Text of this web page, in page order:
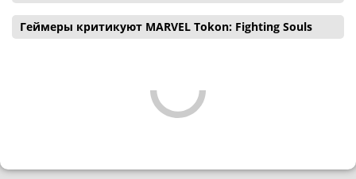
Геймеры критикуют MARVEL Tokon: Fighting Souls